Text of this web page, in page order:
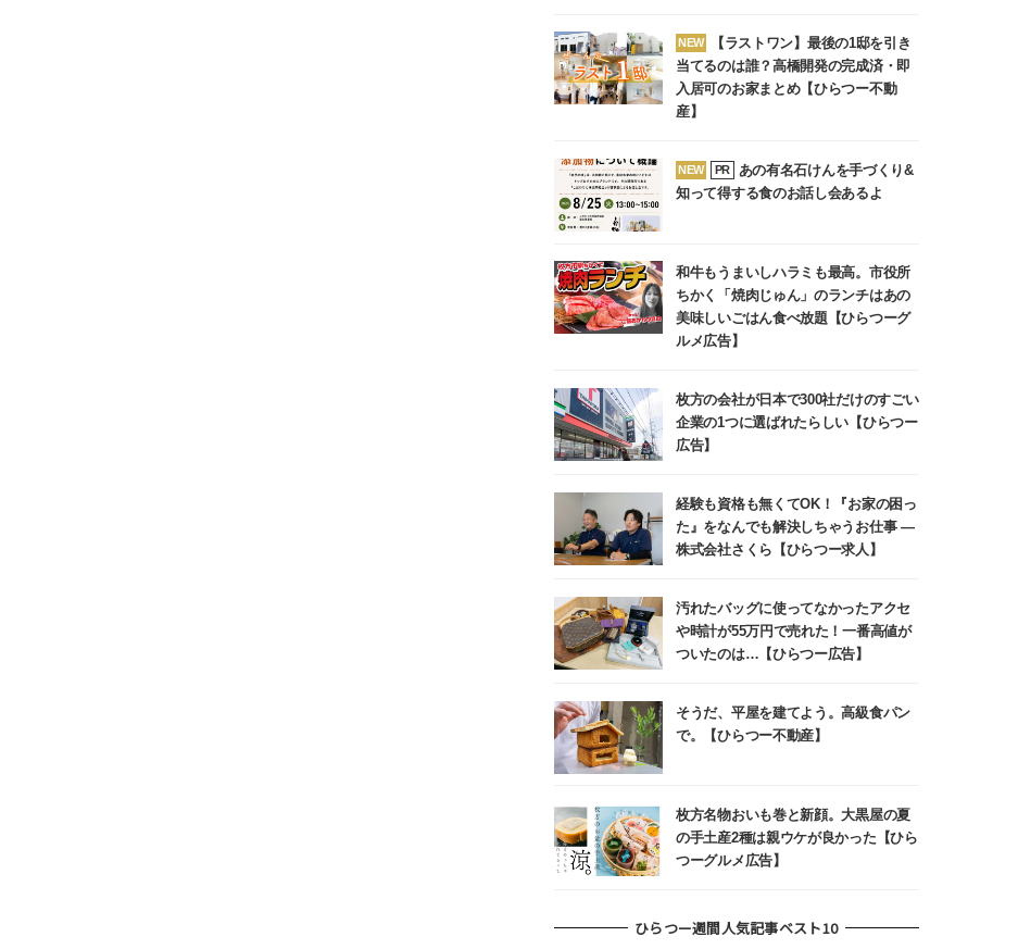
NEW
【ラストワン】最後の1邸を引き
当てるのは誰？高橋開発の完成済・即
入居可のお家まとめ【ひらつー不動
産】
NEW PR
あの有名石けんを手づくり&
知って得する食のお話し会あるよ
和牛もうまいしハラミも最高。市役所
ちかく「焼肉じゅん」のランチはあの
美味しいごはん食べ放題【ひらつーグ
ルメ広告】
枚方の会社が日本で300社だけのすごい
企業の1つに選ばれたらしい【ひらつー
広告】
経験も資格も無くてOK！『お家の困っ
た』をなんでも解決しちゃうお仕事 ―
株式会社さくら【ひらつー求人】
汚れたバッグに使ってなかったアクセ
や時計が55万円で売れた！一番高値が
ついたのは…【ひらつー広告】
そうだ、平屋を建てよう。高級食パン
で。【ひらつー不動産】
枚方名物おいも巻と新顔。大黒屋の夏
の手土産2種は親ウケが良かった【ひら
つーグルメ広告】
ひらつー週間人気記事ベスト10